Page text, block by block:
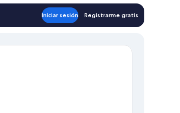
Iniciar sesión Registrarme gratis